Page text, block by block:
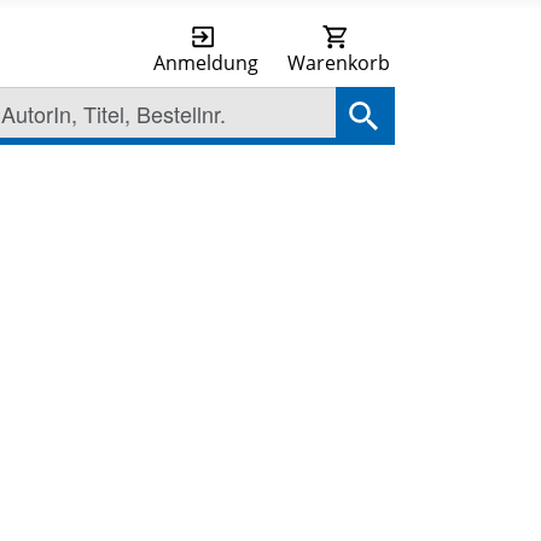
Anmeldung Warenkorb